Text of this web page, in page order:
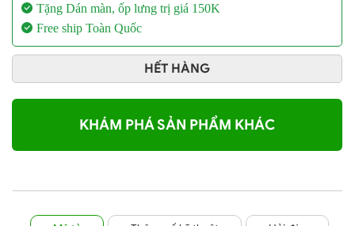
Tặng Dán màn, ốp lưng trị giá 150K
Free ship Toàn Quốc
HẾT HÀNG
KHÁM PHÁ SẢN PHẨM KHÁC